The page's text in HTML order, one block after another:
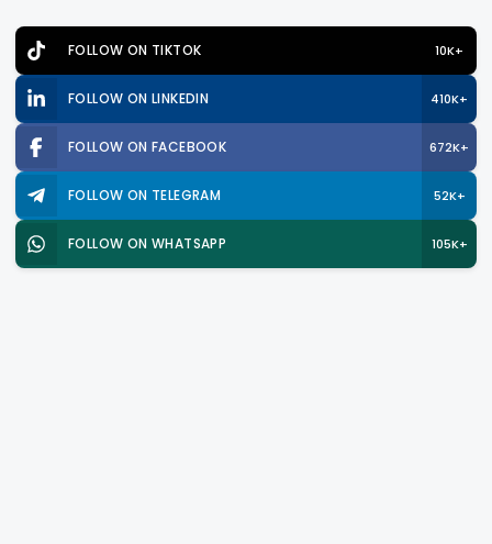
FOLLOW ON TIKTOK 10K+
FOLLOW ON LINKEDIN 410K+
FOLLOW ON FACEBOOK 672K+
FOLLOW ON TELEGRAM 52K+
FOLLOW ON WHATSAPP 105K+